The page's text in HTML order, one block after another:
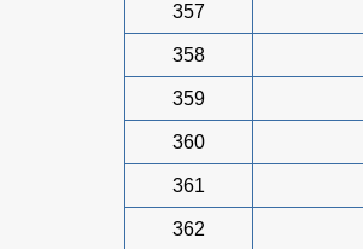
357
358
359
360
361
362